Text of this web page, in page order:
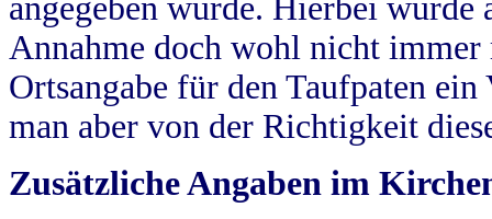
angegeben wurde. Hierbei wurde
Annahme doch wohl nicht
Ortsangabe für den Taufpaten
man aber von der Richtigkeit
Zusätzliche Angaben im